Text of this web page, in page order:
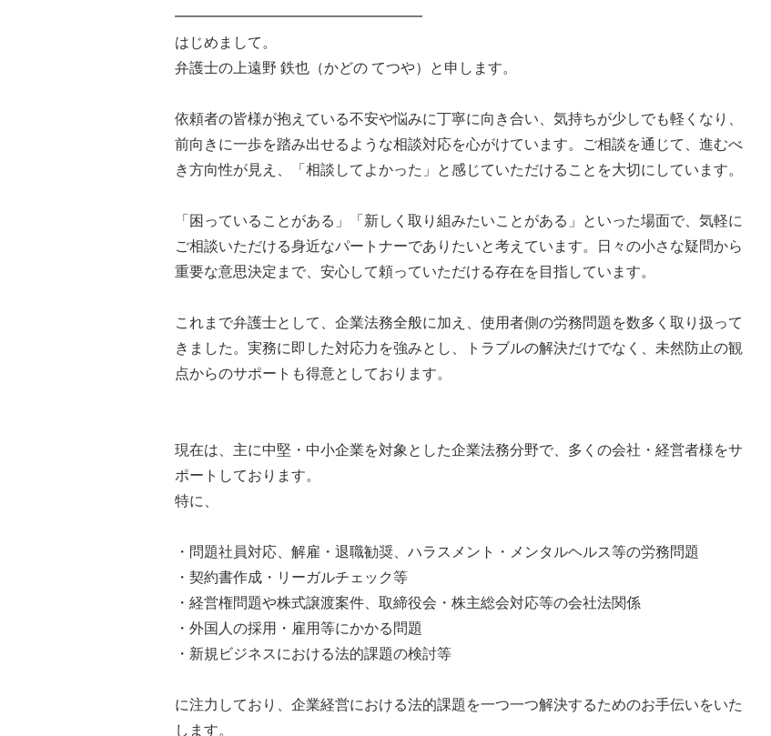
━━━━━━━━━━━━━━━━━
はじめまして。
弁護士の上遠野 鉄也（かどの てつや）と申します。
依頼者の皆様が抱えている不安や悩みに丁寧に向き合い、気持ちが少しでも軽くなり、
前向きに一歩を踏み出せるような相談対応を心がけています。ご相談を通じて、進むべ
き方向性が見え、「相談してよかった」と感じていただけることを大切にしています。
「困っていることがある」「新しく取り組みたいことがある」といった場面で、気軽に
ご相談いただける身近なパートナーでありたいと考えています。日々の小さな疑問から
重要な意思決定まで、安心して頼っていただける存在を目指しています。
これまで弁護士として、企業法務全般に加え、使用者側の労務問題を数多く取り扱って
きました。実務に即した対応力を強みとし、トラブルの解決だけでなく、未然防止の観
点からのサポートも得意としております。
現在は、主に中堅・中小企業を対象とした企業法務分野で、多くの会社・経営者様をサ
ポートしております。
特に、
・問題社員対応、解雇・退職勧奨、ハラスメント・メンタルヘルス等の労務問題
・契約書作成・リーガルチェック等
・経営権問題や株式譲渡案件、取締役会・株主総会対応等の会社法関係
・外国人の採用・雇用等にかかる問題
・新規ビジネスにおける法的課題の検討等
に注力しており、企業経営における法的課題を一つ一つ解決するためのお手伝いをいた
します。